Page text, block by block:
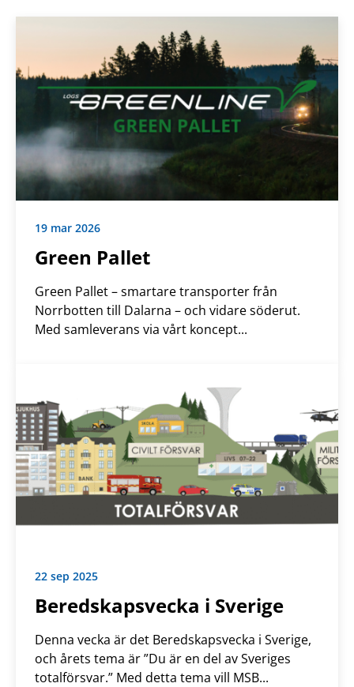
19 mar 2026
Green Pallet
Green Pallet – smartare transporter från
Norrbotten till Dalarna – och vidare söderut.
Med samleverans via vårt koncept...
22 sep 2025
Beredskapsvecka i Sverige
Denna vecka är det Beredskapsvecka i Sverige,
och årets tema är ”Du är en del av Sveriges
totalförsvar.” Med detta tema vill MSB...